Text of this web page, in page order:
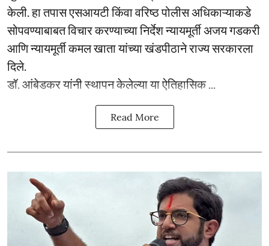
केली. हा तपास एसआयटी किंवा वरिष्ठ पोलीस अधिकाऱ्याकडे
सोपवण्याबाबत विचार करण्याच्या निर्देश न्यायमूर्ती अजय गडकरी
आणि न्यायमूर्ती कमल खाता यांच्या खंडपीठाने राज्य सरकारला
दिले.
डॉ. आंबेडकर यांनी स्थापन केलेल्या या ऐतिहासिक ...
Read More